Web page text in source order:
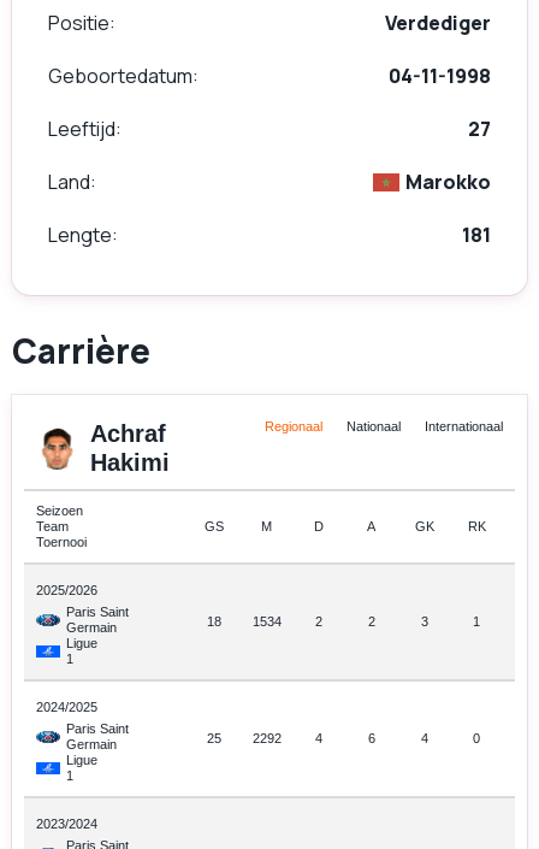
Positie
Verdediger
Geboortedatum
04-11-1998
Leeftijd
27
Land
Marokko
Lengte
181
Carrière
Achraf
Hakimi
Regionaal Nationaal Internationaal
Seizoen
Team
Toernooi
GS M D A GK RK
2025/2026
Paris Saint
Germain
Ligue
1
18 1534 2 2 3 1
2024/2025
Paris Saint
Germain
Ligue
1
25 2292 4 6 4 0
2023/2024
Paris Saint